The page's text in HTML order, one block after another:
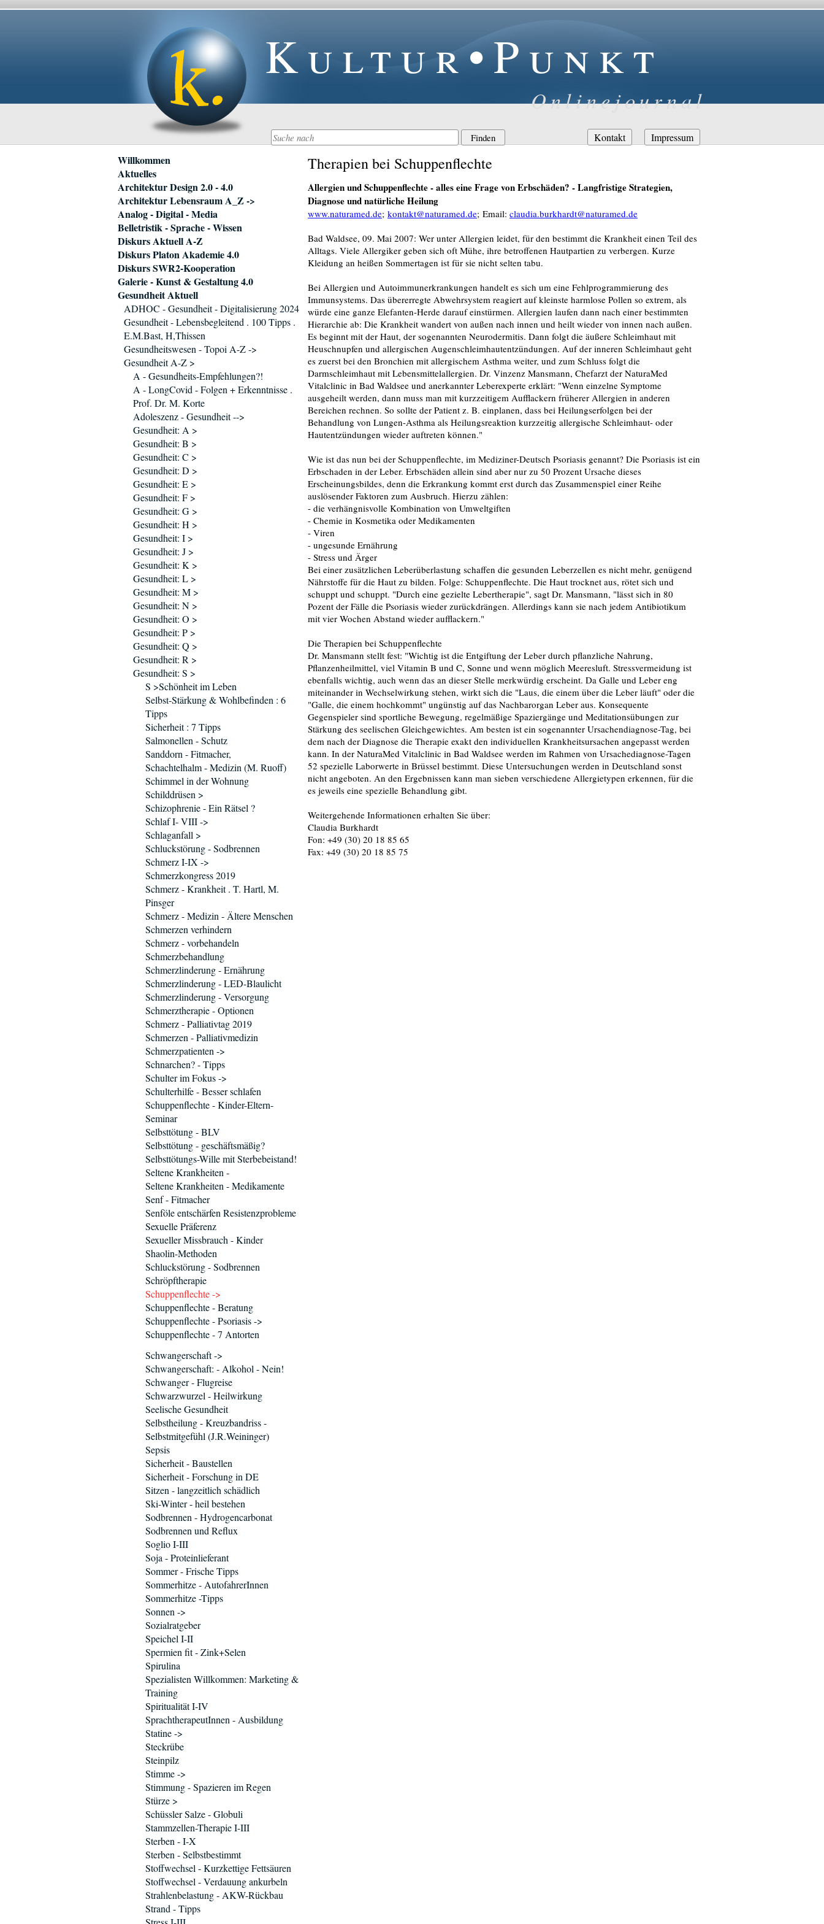
Kultur•Punkt
Onlinejournal
Navigation
überspringen
Kontakt Impressum
Therapien bei Schuppenflechte
Allergien und Schuppenflechte - alles eine Frage von Erbschäden? - Langfristige Strategien,
Diagnose und natürliche Heilung
www.naturamed.de; kontakt@naturamed.de; Email: claudia.burkhardt@naturamed.de
Bad Waldsee, 09. Mai 2007: Wer unter Allergien leidet, für den bestimmt die Krankheit einen Teil des
Alltags. Viele Allergiker geben sich oft Mühe, ihre betroffenen Hautpartien zu verbergen. Kurze
Kleidung an heißen Sommertagen ist für sie nicht selten tabu.
Bei Allergien und Autoimmunerkrankungen handelt es sich um eine Fehlprogrammierung des
Immunsystems. Das übererregte Abwehrsystem reagiert auf kleinste harmlose Pollen so extrem, als
würde eine ganze Elefanten-Herde darauf einstürmen. Allergien laufen dann nach einer bestimmten
Hierarchie ab: Die Krankheit wandert von außen nach innen und heilt wieder von innen nach außen.
Es beginnt mit der Haut, der sogenannten Neurodermitis. Dann folgt die äußere Schleimhaut mit
Heuschnupfen und allergischen Augenschleimhautentzündungen. Auf der inneren Schleimhaut geht
es zuerst bei den Bronchien mit allergischem Asthma weiter, und zum Schluss folgt die
Darmschleimhaut mit Lebensmittelallergien. Dr. Vinzenz Mansmann, Chefarzt der NaturaMed
Vitalclinic in Bad Waldsee und anerkannter Leberexperte erklärt: "Wenn einzelne Symptome
ausgeheilt werden, dann muss man mit kurzzeitigem Aufflackern früherer Allergien in anderen
Bereichen rechnen. So sollte der Patient z. B. einplanen, dass bei Heilungserfolgen bei der
Behandlung von Lungen-Asthma als Heilungsreaktion kurzzeitig allergische Schleimhaut- oder
Hautentzündungen wieder auftreten können."
Wie ist das nun bei der Schuppenflechte, im Mediziner-Deutsch Psoriasis genannt? Die Psoriasis ist ein
Erbschaden in der Leber. Erbschäden allein sind aber nur zu 50 Prozent Ursache dieses
Erscheinungsbildes, denn die Erkrankung kommt erst durch das Zusammenspiel einer Reihe
auslösender Faktoren zum Ausbruch. Hierzu zählen:
- die verhängnisvolle Kombination von Umweltgiften
- Chemie in Kosmetika oder Medikamenten
- Viren
- ungesunde Ernährung
- Stress und Ärger
Bei einer zusätzlichen Leberüberlastung schaffen die gesunden Leberzellen es nicht mehr, genügend
Nährstoffe für die Haut zu bilden. Folge: Schuppenflechte. Die Haut trocknet aus, rötet sich und
schuppt und schuppt. "Durch eine gezielte Lebertherapie", sagt Dr. Mansmann, "lässt sich in 80
Pozent der Fälle die Psoriasis wieder zurückdrängen. Allerdings kann sie nach jedem Antibiotikum
mit vier Wochen Abstand wieder aufflackern."
Die Therapien bei Schuppenflechte
Dr. Mansmann stellt fest: "Wichtig ist die Entgiftung der Leber durch pflanzliche Nahrung,
Pflanzenheilmittel, viel Vitamin B und C, Sonne und wenn möglich Meeresluft. Stressvermeidung ist
ebenfalls wichtig, auch wenn das an dieser Stelle merkwürdig erscheint. Da Galle und Leber eng
miteinander in Wechselwirkung stehen, wirkt sich die "Laus, die einem über die Leber läuft" oder die
"Galle, die einem hochkommt" ungünstig auf das Nachbarorgan Leber aus. Konsequente
Gegenspieler sind sportliche Bewegung, regelmäßige Spaziergänge und Meditationsübungen zur
Stärkung des seelischen Gleichgewichtes. Am besten ist ein sogenannter Ursachendiagnose-Tag, bei
dem nach der Diagnose die Therapie exakt den individuellen Krankheitsursachen angepasst werden
kann. In der NaturaMed Vitalclinic in Bad Waldsee werden im Rahmen von Ursachediagnose-Tagen
52 spezielle Laborwerte in Brüssel bestimmt. Diese Untersuchungen werden in Deutschland sonst
nicht angeboten. An den Ergebnissen kann man sieben verschiedene Allergietypen erkennen, für die
es jeweils eine spezielle Behandlung gibt.
Weitergehende Informationen erhalten Sie über:
Claudia Burkhardt
Fon: +49 (30) 20 18 85 65
Fax: +49 (30) 20 18 85 75
Navigation
überspringen
Willkommen
Aktuelles
Architektur Design 2.0 - 4.0
Architektur Lebensraum A_Z ->
Analog - Digital - Media
Belletristik - Sprache - Wissen
Diskurs Aktuell A-Z
Diskurs Platon Akademie 4.0
Diskurs SWR2-Kooperation
Galerie - Kunst & Gestaltung 4.0
Gesundheit Aktuell
ADHOC - Gesundheit - Digitalisierung 2024
Gesundheit - Lebensbegleitend . 100 Tipps .
E.M.Bast, H,Thissen
Gesundheitswesen - Topoi A-Z ->
Gesundheit A-Z >
A - Gesundheits-Empfehlungen?!
A - LongCovid - Folgen + Erkenntnisse .
Prof. Dr. M. Korte
Adoleszenz - Gesundheit -->
Gesundheit: A >
Gesundheit: B >
Gesundheit: C >
Gesundheit: D >
Gesundheit: E >
Gesundheit: F >
Gesundheit: G >
Gesundheit: H >
Gesundheit: I >
Gesundheit: J >
Gesundheit: K >
Gesundheit: L >
Gesundheit: M >
Gesundheit: N >
Gesundheit: O >
Gesundheit: P >
Gesundheit: Q >
Gesundheit: R >
Gesundheit: S >
S >Schönheit im Leben
Selbst-Stärkung & Wohlbefinden : 6
Tipps
Sicherheit : 7 Tipps
Salmonellen - Schutz
Sanddorn - Fitmacher,
Schachtelhalm - Medizin (M. Ruoff)
Schimmel in der Wohnung
Schilddrüsen >
Schizophrenie - Ein Rätsel ?
Schlaf I- VIII ->
Schlaganfall >
Schluckstörung - Sodbrennen
Schmerz I-IX ->
Schmerzkongress 2019
Schmerz - Krankheit . T. Hartl, M.
Pinsger
Schmerz - Medizin - Ältere Menschen
Schmerzen verhindern
Schmerz - vorbehandeln
Schmerzbehandlung
Schmerzlinderung - Ernährung
Schmerzlinderung - LED-Blaulicht
Schmerzlinderung - Versorgung
Schmerztherapie - Optionen
Schmerz - Palliativtag 2019
Schmerzen - Palliativmedizin
Schmerzpatienten ->
Schnarchen? - Tipps
Schulter im Fokus ->
Schulterhilfe - Besser schlafen
Schuppenflechte - Kinder-Eltern-
Seminar
Selbsttötung - BLV
Selbsttötung - geschäftsmäßig?
Selbsttötungs-Wille mit Sterbebeistand!
Seltene Krankheiten -
Seltene Krankheiten - Medikamente
Senf - Fitmacher
Senföle entschärfen Resistenzprobleme
Sexuelle Präferenz
Sexueller Missbrauch - Kinder
Shaolin-Methoden
Schluckstörung - Sodbrennen
Schröpftherapie
Schuppenflechte ->
Schuppenflechte - Beratung
Schuppenflechte - Psoriasis ->
Schuppenflechte - 7 Antorten
Schwangerschaft ->
Schwangerschaft: - Alkohol - Nein!
Schwanger - Flugreise
Schwarzwurzel - Heilwirkung
Seelische Gesundheit
Selbstheilung - Kreuzbandriss -
Selbstmitgefühl (J.R.Weininger)
Sepsis
Sicherheit - Baustellen
Sicherheit - Forschung in DE
Sitzen - langzeitlich schädlich
Ski-Winter - heil bestehen
Sodbrennen - Hydrogencarbonat
Sodbrennen und Reflux
Soglio I-III
Soja - Proteinlieferant
Sommer - Frische Tipps
Sommerhitze - AutofahrerInnen
Sommerhitze -Tipps
Sonnen ->
Sozialratgeber
Speichel I-II
Spermien fit - Zink+Selen
Spirulina
Spezialisten Willkommen: Marketing &
Training
Spiritualität I-IV
SprachtherapeutInnen - Ausbildung
Statine ->
Steckrübe
Steinpilz
Stimme ->
Stimmung - Spazieren im Regen
Stürze >
Schüssler Salze - Globuli
Stammzellen-Therapie I-III
Sterben - I-X
Sterben - Selbstbestimmt
Stoffwechsel - Kurzkettige Fettsäuren
Stoffwechsel - Verdauung ankurbeln
Strahlenbelastung - AKW-Rückbau
Strand - Tipps